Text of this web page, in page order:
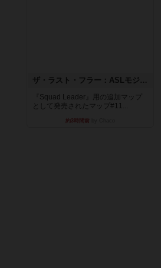
ザ・ラスト・フラー：ASLモジュール6
『Squad Leader』用の追加マップ
として発売されたマップ#11...
約3時間前